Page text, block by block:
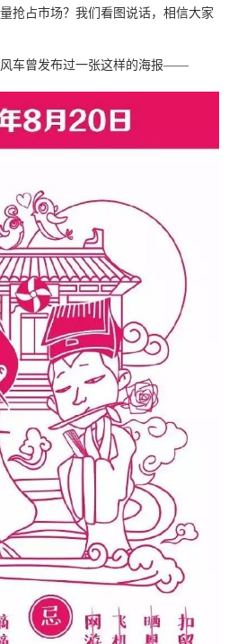
抢占市场？我们看图说话，相信大家
风车曾发布过一张这样的海报——